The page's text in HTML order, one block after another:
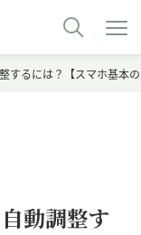
するには？【スマホ基本
動調整す